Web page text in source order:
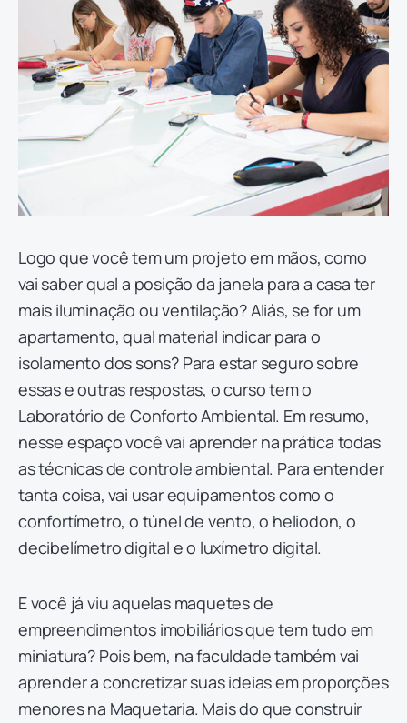
Logo que você tem um projeto em mãos, como
vai saber qual a posição da janela para a casa ter
mais iluminação ou ventilação? Aliás, se for um
apartamento, qual material indicar para o
isolamento dos sons? Para estar seguro sobre
essas e outras respostas, o curso tem o
Laboratório de Conforto Ambiental. Em resumo,
nesse espaço você vai aprender na prática todas
as técnicas de controle ambiental. Para entender
tanta coisa, vai usar equipamentos como o
confortímetro, o túnel de vento, o heliodon, o
decibelímetro digital e o luxímetro digital.
E você já viu aquelas maquetes de
empreendimentos imobiliários que tem tudo em
miniatura? Pois bem, na faculdade também vai
aprender a concretizar suas ideias em proporções
menores na Maquetaria. Mais do que construir